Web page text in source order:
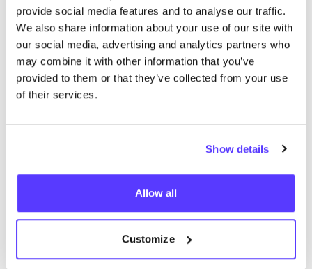
provide social media features and to analyse our traffic.
We also share information about your use of our site with
our social media, advertising and analytics partners who
may combine it with other information that you’ve
provided to them or that they’ve collected from your use
of their services.
Show details
Allow all
Customize
C
Revolution
Vêtements Hauts et t-shirts